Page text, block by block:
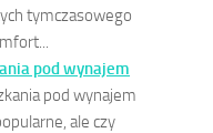
tymczasowego
pod wynajem
pod wynajem
ale czy